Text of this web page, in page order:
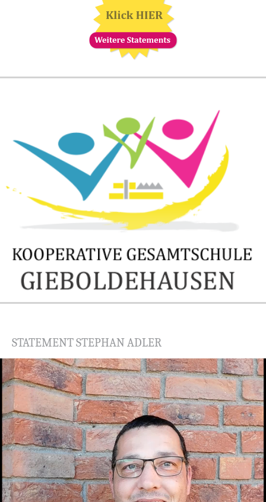
STATEMENT STEPHAN ADLER